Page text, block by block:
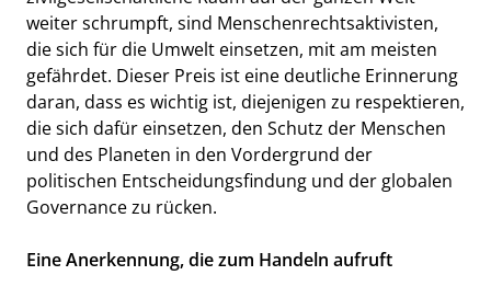
weiter schrumpft, sind Menschenrechtsaktivisten,
die sich für die Umwelt einsetzen, mit am meisten
gefährdet. Dieser Preis ist eine deutliche Erinnerung
daran, dass es wichtig ist, diejenigen zu respektieren,
die sich dafür einsetzen, den Schutz der Menschen
und des Planeten in den Vordergrund der
politischen Entscheidungsfindung und der globalen
Governance zu rücken.
Eine Anerkennung, die zum Handeln aufruft